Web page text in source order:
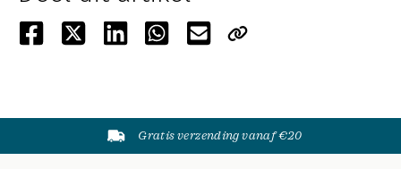
Gratis verzending vanaf €20